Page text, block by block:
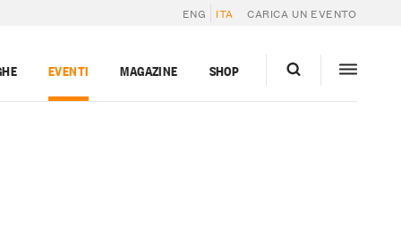
ENG ITA CARICA UN EVENTO
EVENTI MAGAZINE SHOP